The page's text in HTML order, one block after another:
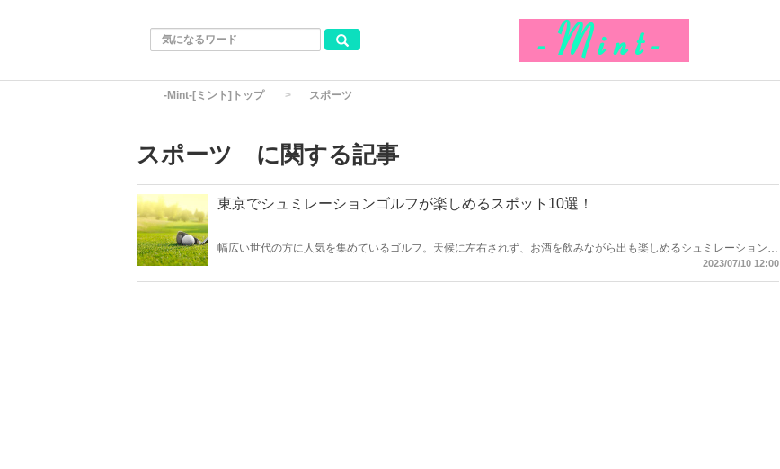
-Mint-[ミント]トップ スポーツ
スポーツ に関する記事
東京でシュミレーションゴルフが楽しめるスポット10選！
幅広い世代の方に人気を集めているゴルフ。天候に左右されず、お酒を飲みながら出も楽しめるシュミレーションゴ
ルフは特に若い世代の方に大人気！そこで今回は東京でシュミレーションゴルフが楽しめるスポットをご紹介しま
2023/07/10 12:00